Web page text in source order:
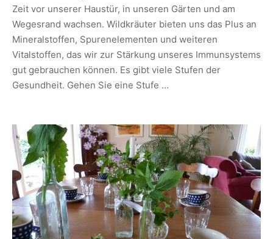
Zeit vor unserer Haustür, in unseren Gärten und am
Wegesrand wachsen. Wildkräuter bieten uns das Plus an
Mineralstoffen, Spurenelementen und weiteren
Vitalstoffen, das wir zur Stärkung unseres Immunsystems
gut gebrauchen können. Es gibt viele Stufen der
Gesundheit. Gehen Sie eine Stufe …